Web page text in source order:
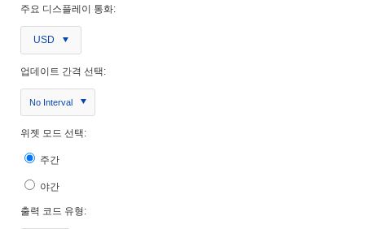
주요 디스플레이 통화:
USD
업데이트 간격 선택:
No Interval
위젯 모드 선택:
주간
야간
출력 코드 유형: